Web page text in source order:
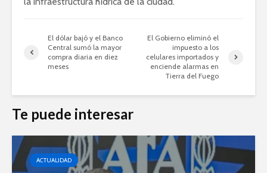
El dólar bajó y el Banco
Central sumó la mayor
compra diaria en diez
meses
El Gobierno eliminó el
impuesto a los
celulares importados y
enciende alarmas en
Tierra del Fuego
Te puede interesar
ACTUALIDAD